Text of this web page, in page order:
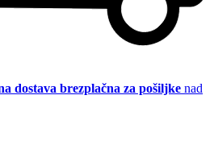
dostava brezplačna za pošiljke nad